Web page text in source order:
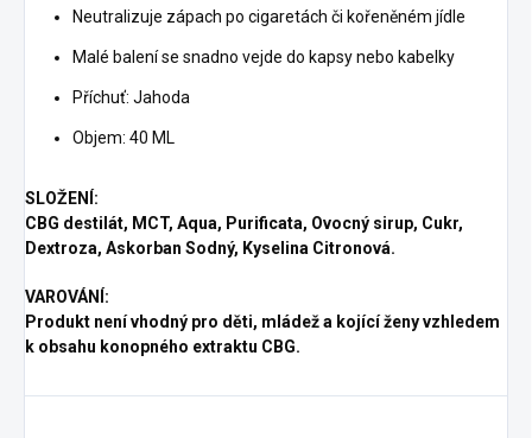
Neutralizuje zápach po cigaretách či kořeněném jídle
Malé balení se snadno vejde do kapsy nebo kabelky
Příchuť: Jahoda
Objem: 40 ML
SLOŽENÍ :
CBG destilát, MCT, Aqua, Purificata, Ovocný sirup, Cukr,
Dextroza, Askorban Sodný, Kyselina Citronová.
VAROVÁNÍ :
Produkt není vhodný pro děti, mládež a kojící ženy vzhledem
k obsahu konopného extraktu CBG.